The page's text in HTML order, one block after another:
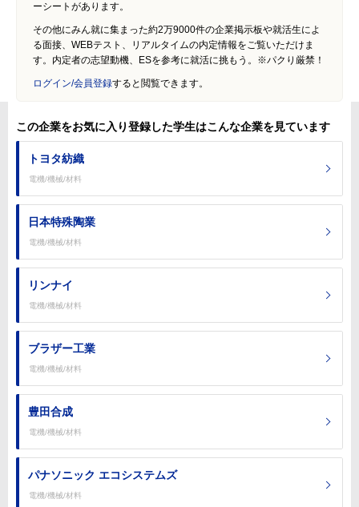
ーシートがあります。
その他にみん就に集まった約2万9000件の企業掲示板や就活生によ
る面接、WEBテスト、リアルタイムの内定情報をご覧いただけま
す。内定者の志望動機、ESを参考に就活に挑もう。※パクり厳禁！
ログイン/会員登録すると閲覧できます。
この企業をお気に入り登録した学生はこんな企業を見ています
トヨタ紡織
電機/機械/材料
日本特殊陶業
電機/機械/材料
リンナイ
電機/機械/材料
ブラザー工業
電機/機械/材料
豊田合成
電機/機械/材料
パナソニック エコシステムズ
電機/機械/材料